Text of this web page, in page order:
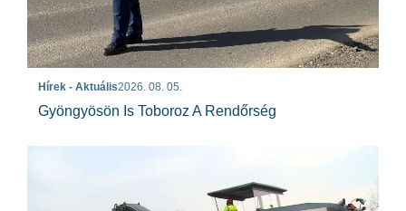
Hírek - Aktuális2026. 08. 05.
Gyöngyösön Is Toboroz A Rendőrség